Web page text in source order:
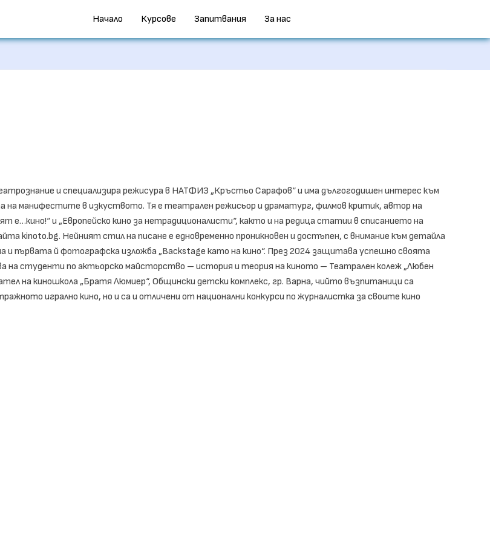
Начало Курсове Запитвания За нас
и специализира режисура в НАТФИЗ „Кръстьо Сарафов“ и има дългогодишен интерес към
на манифестите в изкуството. Тя е театрален режисьор и драматург, филмов критик, автор на
и „Европейско кино за нетрадиционалисти“, както и на редица статии в списанието на
kinoto.bg. Нейният стил на писане е едновременно проникновен и достъпен, с внимание към детайла
и първата й фотографска изложба „Backstage като на кино“. През 2024 защитава успешно своята
на студенти по актьорско майсторство – история и теория на киното – Театрален колеж „Любен
на киношкола „Братя Люмиер“, Общински детски комплекс, гр. Варна, чийто възпитаници са
игрално кино, но и са и отличени от национални конкурси по журналистка за своите кино